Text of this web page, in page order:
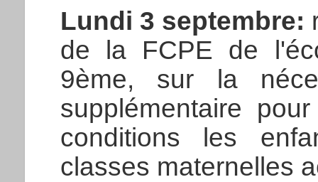
Lundi 3 septembre:
de la FCPE de
9ème, sur la
supplémentaire
conditions les
classes maternelles